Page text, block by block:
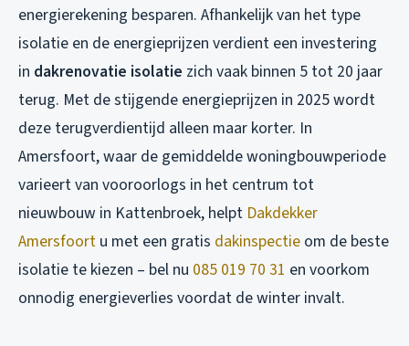
energierekening besparen. Afhankelijk van het type
isolatie en de energieprijzen verdient een investering
in dakrenovatie isolatie zich vaak binnen 5 tot 20 jaar
terug. Met de stijgende energieprijzen in 2025 wordt
deze terugverdientijd alleen maar korter. In
Amersfoort, waar de gemiddelde woningbouwperiode
varieert van vooroorlogs in het centrum tot
nieuwbouw in Kattenbroek, helpt Dakdekker
Amersfoort u met een gratis dakinspectie om de beste
isolatie te kiezen – bel nu 085 019 70 31 en voorkom
onnodig energieverlies voordat de winter invalt.